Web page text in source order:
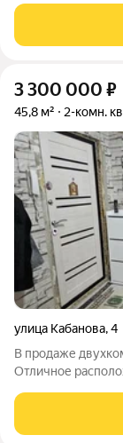
составляет 2,7метра,
территории
3 300 000 ₽
45,8 м² 2-комн.
улица Кабанова,4
В продаже
Отличное
выровнены - на
заменены батареи -